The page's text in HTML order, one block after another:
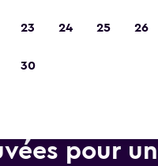
pour
23 24 25 26
30